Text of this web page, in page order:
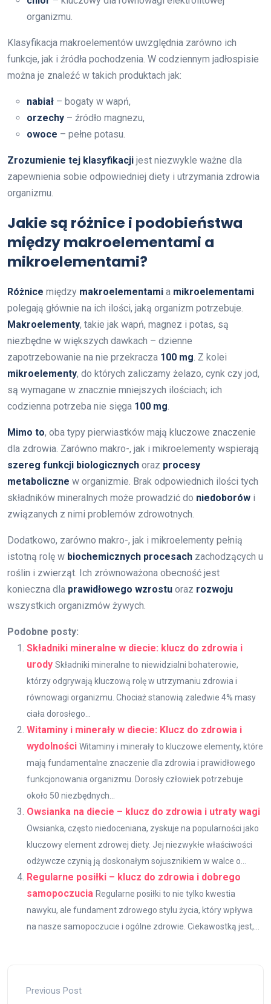
organizmu.
Klasyfikacja makroelementów uwzględnia zarówno ich
funkcje, jak i źródła pochodzenia. W codziennym jadłospisie
można je znaleźć w takich produktach jak:
nabiał – bogaty w wapń,
orzechy – źródło magnezu,
owoce – pełne potasu.
Zrozumienie tej klasyfikacji jest niezwykle ważne dla
zapewnienia sobie odpowiedniej diety i utrzymania zdrowia
organizmu.
Jakie są różnice i podobieństwa
między makroelementami a
mikroelementami?
Różnice między makroelementami a mikroelementami
polegają głównie na ich ilości, jaką organizm potrzebuje.
Makroelementy, takie jak wapń, magnez i potas, są
niezbędne w większych dawkach – dzienne
zapotrzebowanie na nie przekracza 100 mg. Z kolei
mikroelementy, do których zaliczamy żelazo, cynk czy jod,
są wymagane w znacznie mniejszych ilościach; ich
codzienna potrzeba nie sięga 100 mg.
Mimo to, oba typy pierwiastków mają kluczowe znaczenie
dla zdrowia. Zarówno makro-, jak i mikroelementy wspierają
szereg funkcji biologicznych oraz procesy
metaboliczne w organizmie. Brak odpowiednich ilości tych
składników mineralnych może prowadzić do niedoborów i
związanych z nimi problemów zdrowotnych.
Dodatkowo, zarówno makro-, jak i mikroelementy pełnią
istotną rolę w biochemicznych procesach zachodzących u
roślin i zwierząt. Ich zrównoważona obecność jest
konieczna dla prawidłowego wzrostu oraz rozwoju
wszystkich organizmów żywych.
Podobne posty:
Składniki mineralne w diecie: klucz do zdrowia i
urody Składniki mineralne to niewidzialni bohaterowie,
którzy odgrywają kluczową rolę w utrzymaniu zdrowia i
równowagi organizmu. Chociaż stanowią zaledwie 4% masy
ciała dorosłego...
Witaminy i minerały w diecie: Klucz do zdrowia i
wydolności Witaminy i minerały to kluczowe elementy, które
mają fundamentalne znaczenie dla zdrowia i prawidłowego
funkcjonowania organizmu. Dorosły człowiek potrzebuje
około 50 niezbędnych...
Owsianka na diecie – klucz do zdrowia i utraty wagi
Owsianka, często niedoceniana, zyskuje na popularności jako
kluczowy element zdrowej diety. Jej niezwykłe właściwości
odżywcze czynią ją doskonałym sojusznikiem w walce o...
Regularne posiłki – klucz do zdrowia i dobrego
samopoczucia Regularne posiłki to nie tylko kwestia
nawyku, ale fundament zdrowego stylu życia, który wpływa
na nasze samopoczucie i ogólne zdrowie. Ciekawostką jest,...
Previous Post